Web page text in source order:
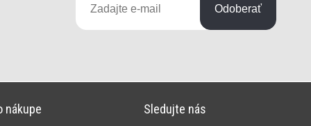
Odoberať
nákupe Sledujte nás